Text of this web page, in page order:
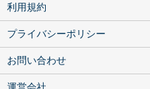
利用規約
プライバシーポリシー
お問い合わせ
運営会社